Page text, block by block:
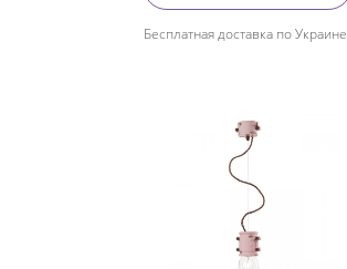
Бесплатная доставка по Украине